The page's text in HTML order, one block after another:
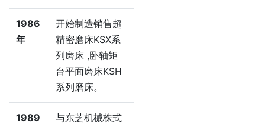
1986
年
开始制造销售超
精密磨床KSX系
列磨床 ,卧轴矩
台平面磨床KSH
系列磨床。
1989
与东芝机械株式